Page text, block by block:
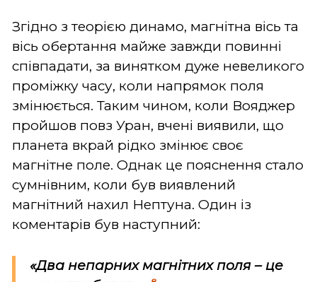
Згідно з теорією динамо, магнітна вісь та
вісь обертання майже завжди повинні
співпадати, за винятком дуже невеликого
проміжку часу, коли напрямок поля
змінюється. Таким чином, коли Вояджер
пройшов повз Уран, вчені виявили, що
планета вкрай рідко змінює своє
магнітне поле. Однак це пояснення стало
сумнівним, коли був виявлений
магнітний нахил Нептуна. Один із
коментарів був наступний:
«Два непарних магнітних поля – це